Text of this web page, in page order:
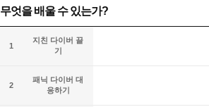
무엇을 배울 수 있는가?
1
지친 다이버 끌
기
2
패닉 다이버 대
응하기